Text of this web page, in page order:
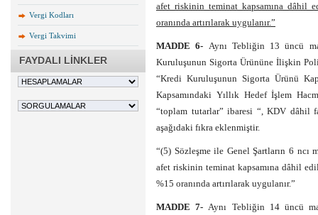
Vergi Kodları
Vergi Takvimi
FAYDALI LİNKLER
afet riskinin teminat kapsamına dâhil
oranında artırılarak uygulanır.”
MADDE 6- Aynı Tebliğin 13 üncü
Kuruluşunun Sigorta Ürününe İlişkin
“Kredi Kuruluşunun Sigorta Ürünü
Kapsamındaki Yıllık Hedef İşlem
“toplam tutarlar” ibaresi “, KDV dâhil
aşağıdaki fıkra eklenmiştir.
“(5) Sözleşme ile Genel Şartların 6 ncı
afet riskinin teminat kapsamına dâhil
%15 oranında artırılarak uygulanır.”
MADDE 7- Aynı Tebliğin 14 üncü